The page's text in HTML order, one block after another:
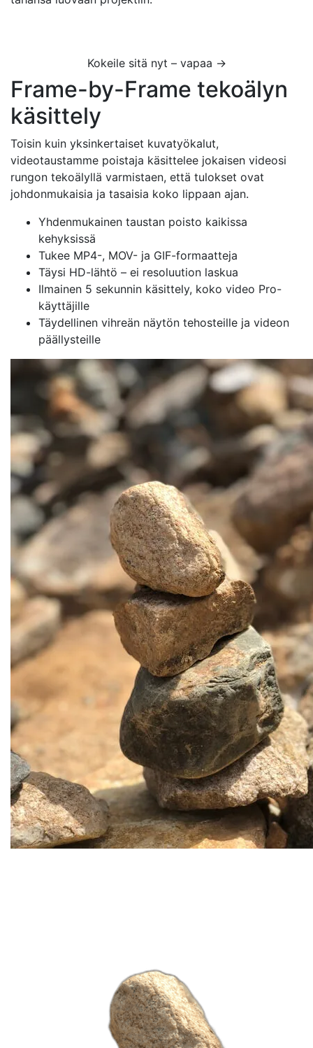
Kokeile sitä nyt – vapaa →
Frame-by-Frame tekoälyn
käsittely
Toisin kuin yksinkertaiset kuvatyökalut,
videotaustamme poistaja käsittelee jokaisen videosi
rungon tekoälyllä varmistaen, että tulokset ovat
johdonmukaisia ja tasaisia koko lippaan ajan.
Yhdenmukainen taustan poisto kaikissa
kehyksissä
Tukee MP4-, MOV- ja GIF-formaatteja
Täysi HD-lähtö – ei resoluution laskua
Ilmainen 5 sekunnin käsittely, koko video Pro-
käyttäjille
Täydellinen vihreän näytön tehosteille ja videon
päällysteille